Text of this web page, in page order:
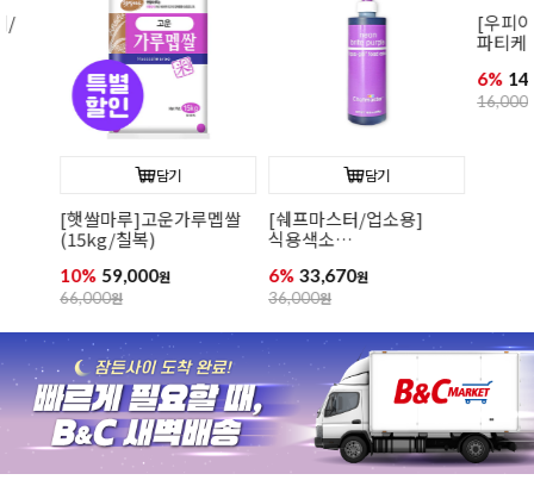
[햇쌀마루]고운가루멥쌀
(15kg/칠복)
59,000원
66,000원
[쉐프마스터/업소용]
식용색소
10.5온즈(리쿠아젤)
33,670원
36,000원
[우피이피]
파티케이크
14,990원
16,000원